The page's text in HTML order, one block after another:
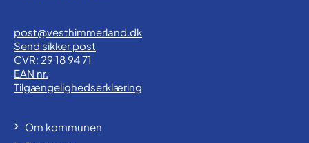
post@vesthimmerland.dk
Send sikker post
CVR: 29 18 94 71
EAN nr.
Tilgængelighedserklæring
Om kommunen